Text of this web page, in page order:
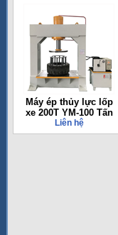
Máy ép thủy lực lốp
xe 200T YM-100 Tấn
Liên hệ